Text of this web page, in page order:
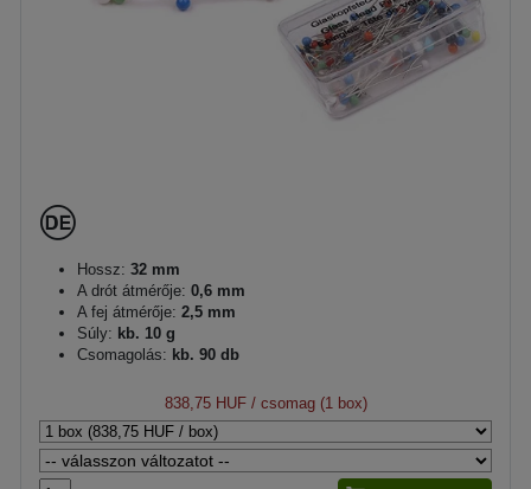
Hossz: 32 mm
A drót átmérője: 0,6 mm
A fej átmérője: 2,5 mm
Súly: kb. 10 g
Csomagolás: kb. 90 db
838,75 HUF/ csomag (1 box)